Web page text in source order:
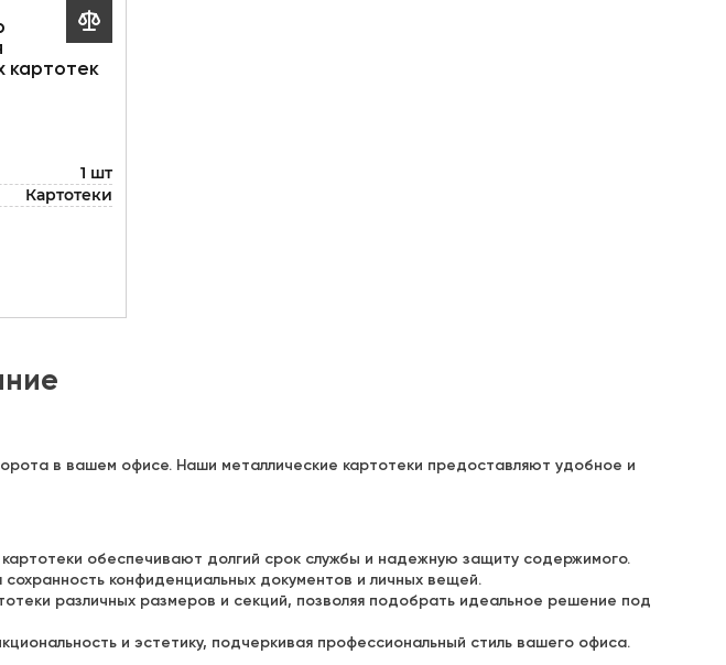
картотек
1 шт
Картотеки

в вашем офисе. Наши металлические картотеки предоставляют удобное и
обеспечивают долгий срок службы и надежную защиту содержимого.
конфиденциальных документов и личных вещей.
различных размеров и секций, позволяя подобрать идеальное решение под
и эстетику, подчеркивая профессиональный стиль вашего офиса.